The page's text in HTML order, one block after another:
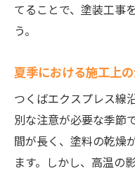
てることで、塗装工事
う。
夏季における施工上
つくばエクスプレス線
別な注意が必要な季節
間が長く、塗料の乾燥
ます。しかし、高温の